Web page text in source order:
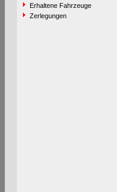
Erhaltene Fahrzeuge
Zerlegungen